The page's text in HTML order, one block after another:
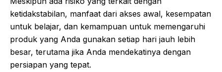
ketidakstabilan, manfaat dari akses awal, kesempatan
untuk belajar, dan kemampuan untuk memengaruhi
produk yang Anda gunakan setiap hari jauh lebih
besar, terutama jika Anda mendekatinya dengan
persiapan yang tepat.